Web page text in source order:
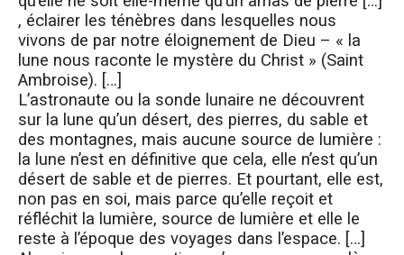
, éclairer les ténèbres dans lesquelles nous
vivons de par notre éloignement de Dieu – « la
lune nous raconte le mystère du Christ » (Saint
Ambroise). […]
L’astronaute ou la sonde lunaire ne découvrent
sur la lune qu’un désert, des pierres, du sable et
des montagnes, mais aucune source de lumière :
la lune n’est en définitive que cela, elle n’est qu’un
désert de sable et de pierres. Et pourtant, elle est,
non pas en soi, mais parce qu’elle reçoit et
réfléchit la lumière, source de lumière et elle le
reste à l’époque des voyages dans l’espace. […]